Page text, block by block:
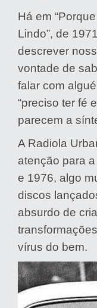
Há em
Lindo”, de
descrever
vontade de
falar com
“preciso ter fé
parecem a
A Radiola
atenção para
e 1976, algo
discos
absurdo de
vírus do bem.